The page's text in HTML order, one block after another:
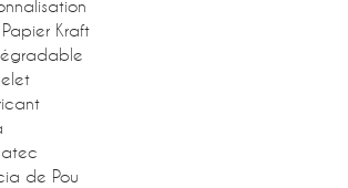
Kraft
de Pou